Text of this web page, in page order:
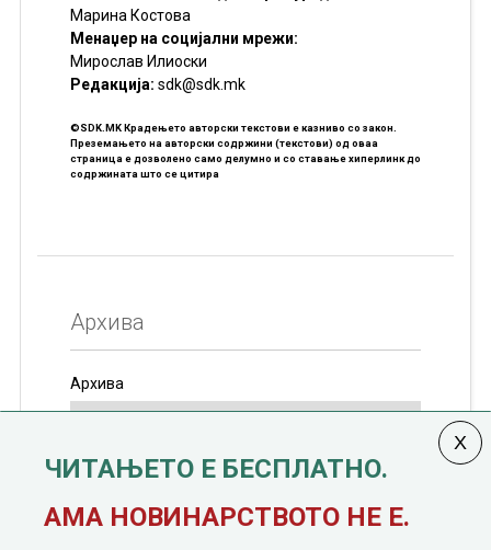
Марина Костова
Менаџер на социјални мрежи:
Мирослав Илиоски
Редакцијa: sdk@sdk.mk
©SDK.MK Крадењето авторски текстови е казниво со закон.
Преземањето на авторски содржини (текстови) од оваа
страница е дозволено само делумно и со ставање хиперлинк до
содржината што се цитира
Архива
Архива
јануари, 1991 година
ЧИТАЊЕТО Е БЕСПЛАТНО.
АМА НОВИНАРСТВОТО НЕ Е.